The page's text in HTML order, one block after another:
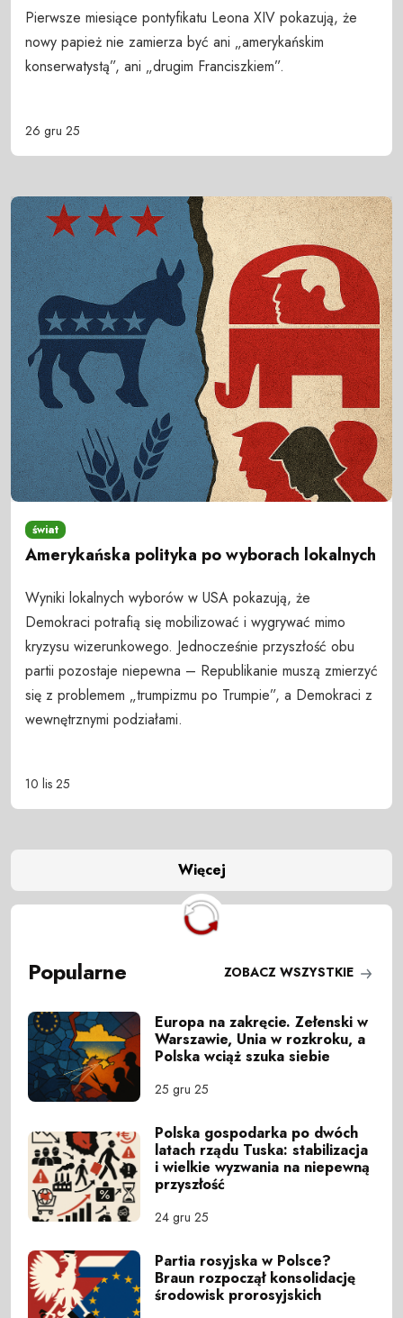
Pierwsze miesiące pontyfikatu Leona XIV pokazują, że
nowy papież nie zamierza być ani „amerykańskim
konserwatystą”, ani „drugim Franciszkiem”.
26 gru 25
świat
Amerykańska polityka po wyborach lokalnych
Wyniki lokalnych wyborów w USA pokazują, że
Demokraci potrafią się mobilizować i wygrywać mimo
kryzysu wizerunkowego. Jednocześnie przyszłość obu
partii pozostaje niepewna – Republikanie muszą zmierzyć
się z problemem „trumpizmu po Trumpie”, a Demokraci z
wewnętrznymi podziałami.
10 lis 25
Więcej
Popularne ZOBACZ WSZYSTKIE
Europa na zakręcie. Zełenski w
Warszawie, Unia w rozkroku, a
Polska wciąż szuka siebie
25 gru 25
Polska gospodarka po dwóch
latach rządu Tuska: stabilizacja
i wielkie wyzwania na niepewną
przyszłość
24 gru 25
Partia rosyjska w Polsce?
Braun rozpoczął konsolidację
środowisk prorosyjskich